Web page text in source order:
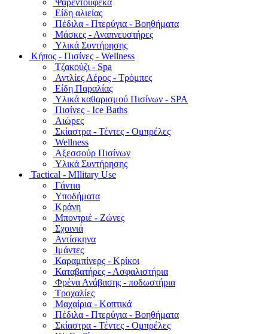
Ψαρεντούφεκα
Είδη αλιείας
Πέδιλα - Πτερύγια - Βοηθήματα
Μάσκες - Αναπνευστήρες
Υλικά Συντήρησης
Κήπος - Πισίνες - Wellness
Τζακούζι - Spa
Αντλίες Αέρος - Τρόμπες
Είδη Παραλίας
Υλικά καθαρισμού Πισίνων - SPA
Πισίνες - Ice Baths
Αιώρες
Σκίαστρα - Τέντες - Ομπρέλες
Wellness
Αξεσσούρ Πισίνων
Υλικά Συντήρησης
Tactical - MIlitary Use
Γάντια
Υποδήματα
Κράνη
Μποντριέ - Ζώνες
Σχοινιά
Αντίσκηνα
Ιμάντες
Καραμπίνερς - Κρίκοι
Καταβατήρες - Ασφαλιστήρια
Φρένα Ανάβασης - ποδωστήρια
Τροχαλίες
Μαχαίρια - Κοπτικά
Πέδιλα - Πτερύγια - Βοηθήματα
Σκίαστρα - Τέντες - Ομπρέλες